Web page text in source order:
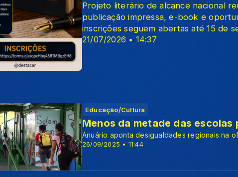
21/07/2026 • 14:37
Projeto literário de alcance nacional
publicação impressa, e-book e
inscrições seguem abertas até 15 de
Educação/Cultura
26/09/2025 • 11:44
Menos da metade das
Anuário aponta desigualdades regionais na